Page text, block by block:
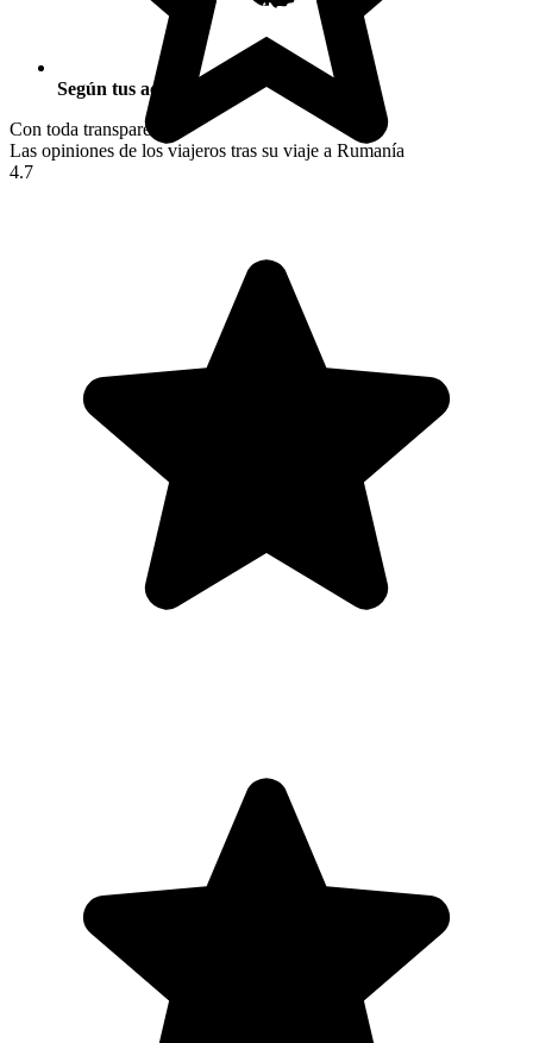
Según tus actividades
Con toda transparencia
Las opiniones de los viajeros tras su viaje a Rumanía
4.7